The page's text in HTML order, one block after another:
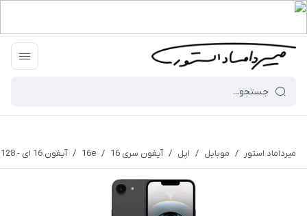
میرداماد استور / موبایل / اپل / آیفون سری 16 /
16e
/ آیفون 16 ای - 128 گیگابایت - HN/A - نات اکتیو - با گارانتی شرکتی